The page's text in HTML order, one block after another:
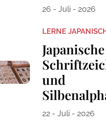
26 - Juli - 2026
LERNE
Japanische
und
22 - Juli - 2026